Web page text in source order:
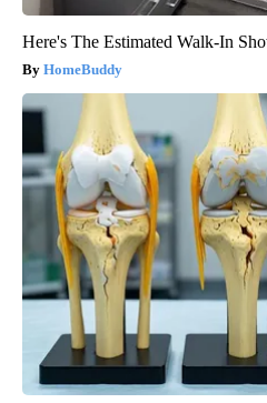
Here's The Estimated Walk-In
HomeBuddy